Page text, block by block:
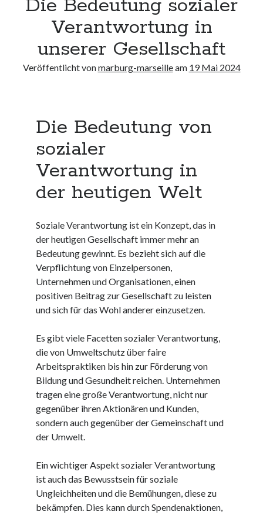
Neueste Kommentare
Keine Kommentare vorhanden.
Archiv
Mai 2026
April 2026
März 2026
Februar 2026
Januar 2026
Dezember 2025
Juni 2025
April 2025
Januar 2025
November 2024
Oktober 2024
September 2024
August 2024
Februar 2024
Die Bedeutung sozialer
Verantwortung in
unserer Gesellschaft
Veröffentlicht vonmarburg-marseilleam 19 Mai 2024
Die Bedeutung von
sozialer
Verantwortung in
der heutigen Welt
Soziale Verantwortung ist ein Konzept, das in
der heutigen Gesellschaft immer mehr an
Bedeutung gewinnt. Es bezieht sich auf die
Verpflichtung von Einzelpersonen,
Unternehmen und Organisationen, einen
positiven Beitrag zur Gesellschaft zu leisten
und sich für das Wohl anderer einzusetzen.
Es gibt viele Facetten sozialer Verantwortung,
die von Umweltschutz über faire
Arbeitspraktiken bis hin zur Förderung von
Bildung und Gesundheit reichen. Unternehmen
tragen eine große Verantwortung, nicht nur
gegenüber ihren Aktionären und Kunden,
sondern auch gegenüber der Gemeinschaft und
der Umwelt.
Ein wichtiger Aspekt sozialer Verantwortung
ist auch das Bewusstsein für soziale
Ungleichheiten und die Bemühungen, diese zu
bekämpfen. Dies kann durch Spendenaktionen,